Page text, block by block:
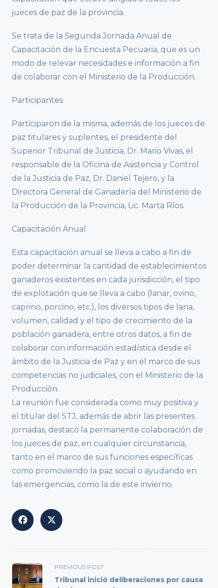
jueces de paz de la provincia.
Se trata de la Segunda Jornada Anual de
Capacitación de la Encuesta Pecuaria, que es un
modo de relevar necesidades e información a fin
de colaborar con el Ministerio de la Producción.
Participantes
Participaron de la misma, además de los jueces de
paz titulares y suplentes, el presidente del
Superior Tribunal de Justicia, Dr. Mario Vivas, el
responsable de la Oficina de Asistencia y Control
de la Justicia de Paz, Dr. Daniel Tejero, y la
Directora General de Ganadería del Ministerio de
la Producción de la Provincia, Lic. Marta Ríos.
Capacitación Anual
Esta capacitación anual se lleva a cabo a fin de
poder determinar la cantidad de establecimientos
ganaderos existentes en cada jurisdicción, el tipo
de explotación que se lleva a cabo (lanar, ovino,
caprino, porcino, etc.), los diversos tipos de lana,
volumen, calidad y el tipo de crecimiento de la
población ganadera, entre otros datos, a fin de
colaborar con información estadística desde el
ámbito de la Justicia de Paz y en el marco de sus
competencias no judiciales, con el Ministerio de la
Producción.
La reunión fue considerada como muy positiva y
el titular del STJ, además de abrir las presentes
jornadas, destacó la permanente colaboración de
los jueces de paz, en cualquier circunstancia,
tanto en el marco de sus funciones específicas
como promoviendo la paz social o ayudando en
las emergencias, como la de este invierno.
<span
class="nav-
PREVIOUS POST
Tribunal inició deliberaciones por causa